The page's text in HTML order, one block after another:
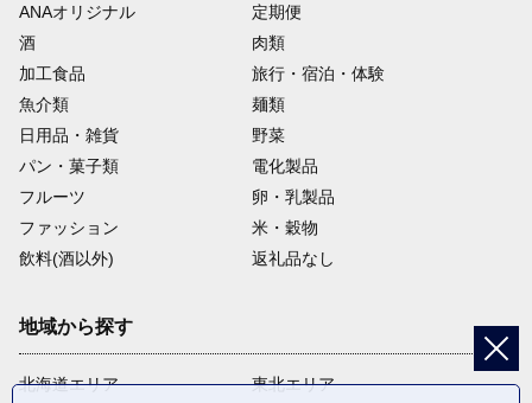
ANAオリジナル
定期便
酒
肉類
加工食品
旅行・宿泊・体験
魚介類
麺類
日用品・雑貨
野菜
パン・菓子類
電化製品
フルーツ
卵・乳製品
ファッション
米・穀物
飲料(酒以外)
返礼品なし
地域から探す
北海道エリア
東北エリア